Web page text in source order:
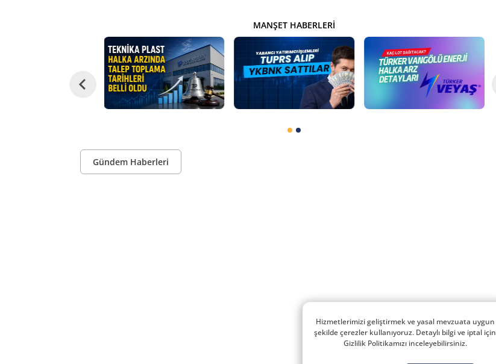
MANŞET HABERLERI
Gündem Haberleri
Hizmetlerimizi geliştirmek ve yasal mevzuata uygun
şekilde çerezler kullanıyoruz. Detaylı bilgi ve iptal için
Gizlilik Politikamızı inceleyebilirsiniz.